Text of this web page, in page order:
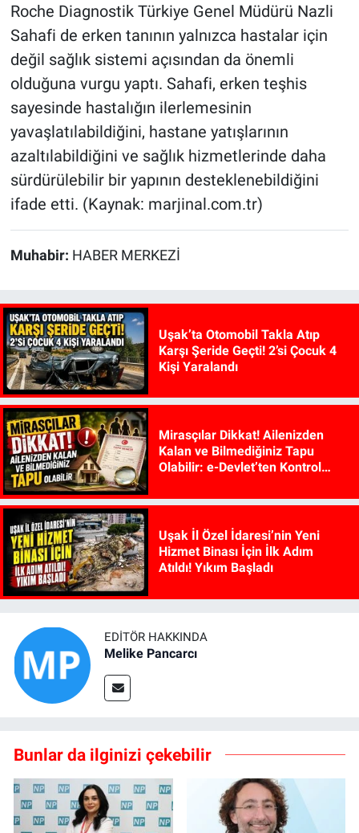
Roche Diagnostik Türkiye Genel Müdürü Nazli
Sahafi de erken tanının yalnızca hastalar için
değil sağlık sistemi açısından da önemli
olduğuna vurgu yaptı. Sahafi, erken teşhis
sayesinde hastalığın ilerlemesinin
yavaşlatılabildiğini, hastane yatışlarının
azaltılabildiğini ve sağlık hizmetlerinde daha
sürdürülebilir bir yapının desteklenebildiğini
ifade etti. (Kaynak: marjinal.com.tr)
Muhabir: HABER MERKEZİ
Uşak’ta Otomobil Takla Atıp
Karşı Şeride Geçti! 2’si Çocuk 4
Kişi Yaralandı
Mirasçılar Dikkat! Ailenizden
Kalan ve Bilmediğiniz Tapu
Olabilir: e-Devlet’ten Kontrol
Uşak İl Özel İdaresi’nin Yeni
Hizmet Binası İçin İlk Adım
Atıldı! Yıkım Başladı
EDITÖR HAKKINDA
Melike Pancarcı
Bunlar da ilginizi çekebilir